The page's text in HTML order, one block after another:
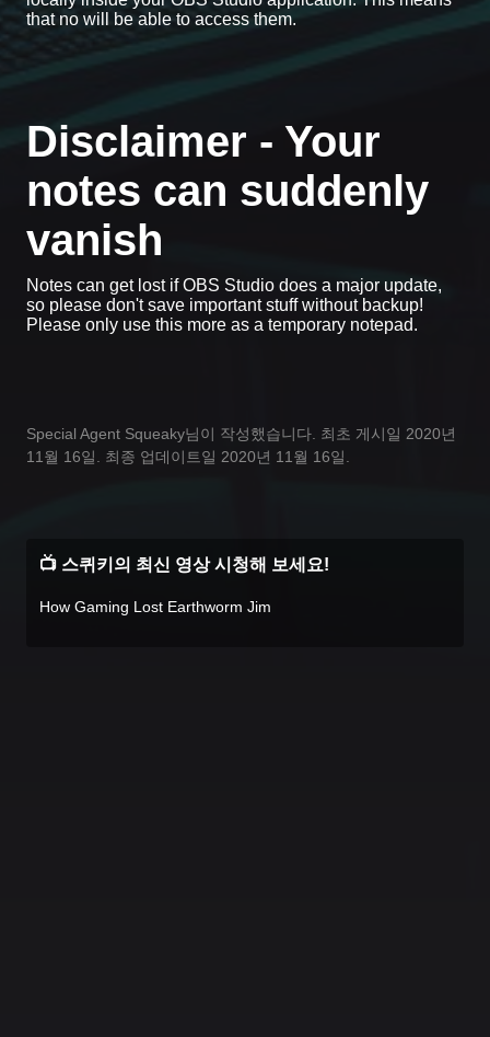
that no will be able to access them.
Disclaimer - Your
notes can suddenly
vanish
Notes can get lost if OBS Studio does a major update,
so please don't save important stuff without backup!
Please only use this more as a temporary notepad.
Special Agent Squeaky님이 작성했습니다. 최초 게시일 2020년
11월 16일. 최종 업데이트일 2020년 11월 16일.
📺 스퀴키의 최신 영상 시청해 보세요!
How Gaming Lost Earthworm Jim